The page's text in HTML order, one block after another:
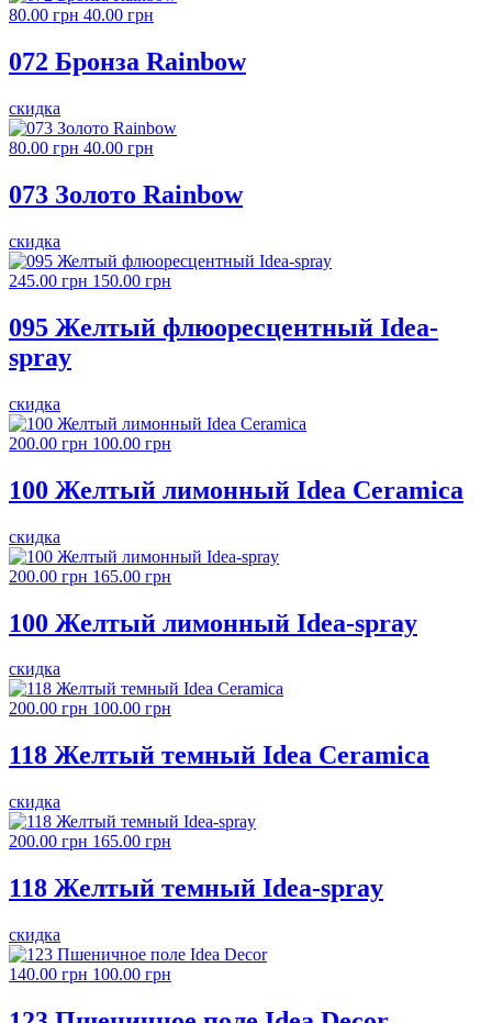
80.00 грн 40.00 грн
072 Бронза Rainbow
скидка
80.00 грн 40.00 грн
073 Золото Rainbow
скидка
245.00 грн 150.00 грн
095 Желтый флюоресцентный Idea-
spray
скидка
200.00 грн 100.00 грн
100 Желтый лимонный Idea Ceramica
скидка
200.00 грн 165.00 грн
100 Желтый лимонный Idea-spray
скидка
200.00 грн 100.00 грн
118 Желтый темный Idea Ceramica
скидка
200.00 грн 165.00 грн
118 Желтый темный Idea-spray
скидка
140.00 грн 100.00 грн